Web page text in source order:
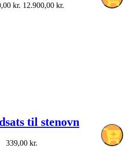
kr. Pris
12.900,00 kr.
til stenovn
Pris
339,00 kr.